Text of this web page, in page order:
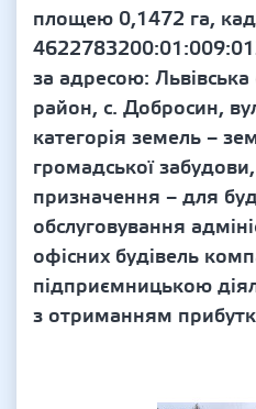
площею 0,1472 га,
за адресою: Львівська
район, с. Добросин,
категорія земель –
громадської
призначення – для
обслуговування
офісних будівель
підприємницькою
з отриманням